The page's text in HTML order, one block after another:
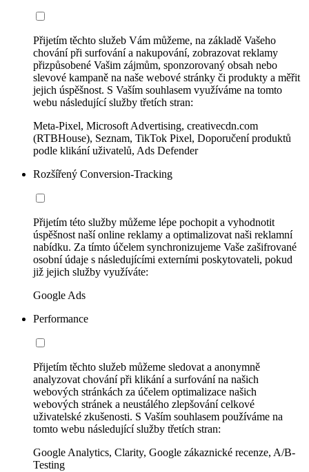
Přijetím těchto služeb Vám můžeme, na základě Vašeho
chování při surfování a nakupování, zobrazovat reklamy
přizpůsobené Vašim zájmům, sponzorovaný obsah nebo
slevové kampaně na naše webové stránky či produkty a měřit
jejich úspěšnost. S Vaším souhlasem využíváme na tomto
webu následující služby třetích stran:
Meta-Pixel, Microsoft Advertising, creativecdn.com
(RTBHouse), Seznam, TikTok Pixel, Doporučení produktů
podle klikání uživatelů, Ads Defender
Rozšířený Conversion-Tracking
Přijetím této služby můžeme lépe pochopit a vyhodnotit
úspěšnost naší online reklamy a optimalizovat naši reklamní
nabídku. Za tímto účelem synchronizujeme Vaše zašifrované
osobní údaje s následujícími externími poskytovateli, pokud
již jejich služby využíváte:
Google Ads
Performance
Přijetím těchto služeb můžeme sledovat a anonymně
analyzovat chování při klikání a surfování na našich
webových stránkách za účelem optimalizace našich
webových stránek a neustálého zlepšování celkové
uživatelské zkušenosti. S Vaším souhlasem používáme na
tomto webu následující služby třetích stran:
Google Analytics, Clarity, Google zákaznické recenze, A/B-
Testing